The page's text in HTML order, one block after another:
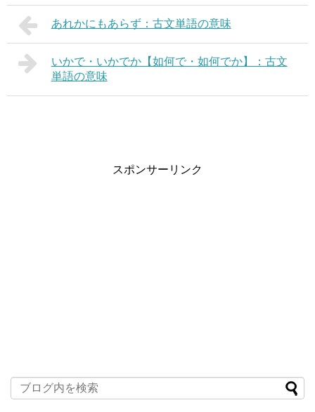
あれかにもあらず：古文単語の意味
いかで・いかでか【如何で・如何でか】：古文
単語の意味
スポンサーリンク